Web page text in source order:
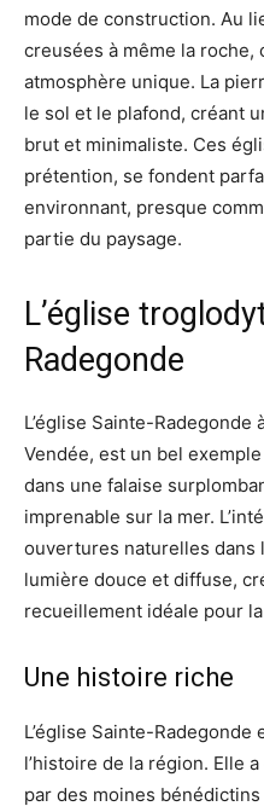
mode de construction. Au
creusées à même la
atmosphère unique. La
le sol et le plafond, créant
brut et minimaliste. Ces
prétention, se fondent
environnant, presque
partie du paysage.
L’église
Radegonde
L’église Sainte-
Vendée, est un bel
dans une falaise
imprenable sur la mer.
ouvertures naturelles dans
lumière douce et diffuse,
recueillement idéale pour
Une histoire riche
L’église Sainte-
l’histoire de la région. Elle
par des moines